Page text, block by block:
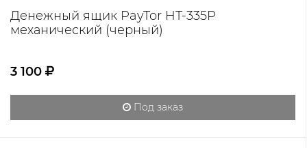
Денежный ящик PayTor HT-335P
механический (черный)
3 100
Под заказ